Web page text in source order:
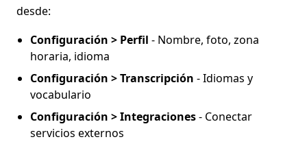
desde:
Configuración > Perfil - Nombre, foto, zona
horaria, idioma
Configuración > Transcripción - Idiomas y
vocabulario
Configuración > Integraciones- Conectar
servicios externos